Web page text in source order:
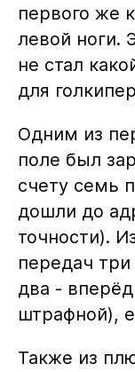
первого же
левой ноги.
не стал
для
Одним из
поле был
счету семь
дошли до
точности).
передач
два -
штрафной),
Также из